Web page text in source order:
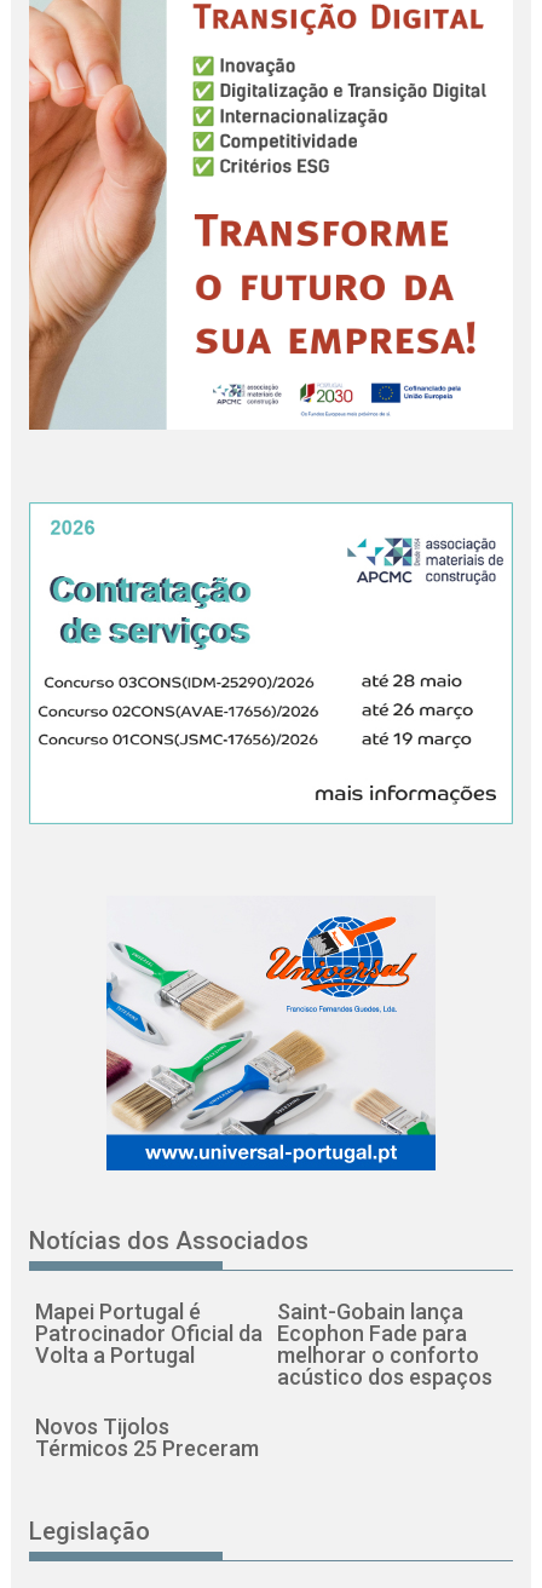
Notícias dos Associados
Mapei Portugal é
Patrocinador Oficial da
Volta a Portugal
Saint-Gobain lança
Ecophon Fade para
melhorar o conforto
acústico dos espaços
Novos Tijolos
Térmicos 25 Preceram
Legislação